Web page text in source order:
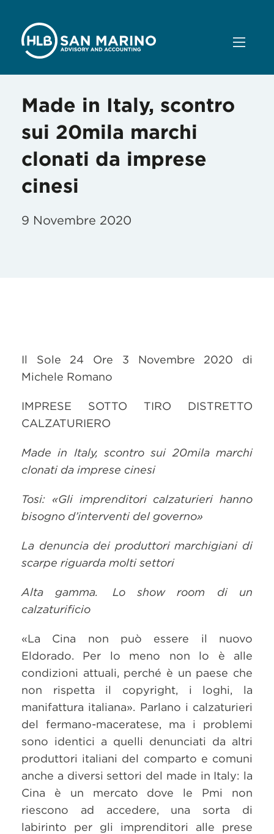
Made in Italy, scontro
sui 20mila marchi
clonati da imprese
cinesi
9 Novembre 2020
Il Sole 24 Ore 3 Novembre 2020 di
Michele Romano
IMPRESE SOTTO TIRO DISTRETTO
CALZATURIERO
Made in Italy, scontro sui 20mila marchi
clonati da imprese cinesi
Tosi: «Gli imprenditori calzaturieri hanno
bisogno d’interventi del governo»
La denuncia dei produttori marchigiani di
scarpe riguarda molti settori
Alta gamma. Lo show room di un
calzaturificio
«La Cina non può essere il nuovo
Eldorado. Per lo meno non lo è alle
condizioni attuali, perché è un paese che
non rispetta il copyright, i loghi, la
manifattura italiana». Parlano i calzaturieri
del fermano-maceratese, ma i problemi
sono identici a quelli denunciati da altri
produttori italiani del comparto e comuni
anche a diversi settori del made in Italy: la
Cina è un mercato dove le Pmi non
riescono ad accedere, una sorta di
labirinto per gli imprenditori alle prese